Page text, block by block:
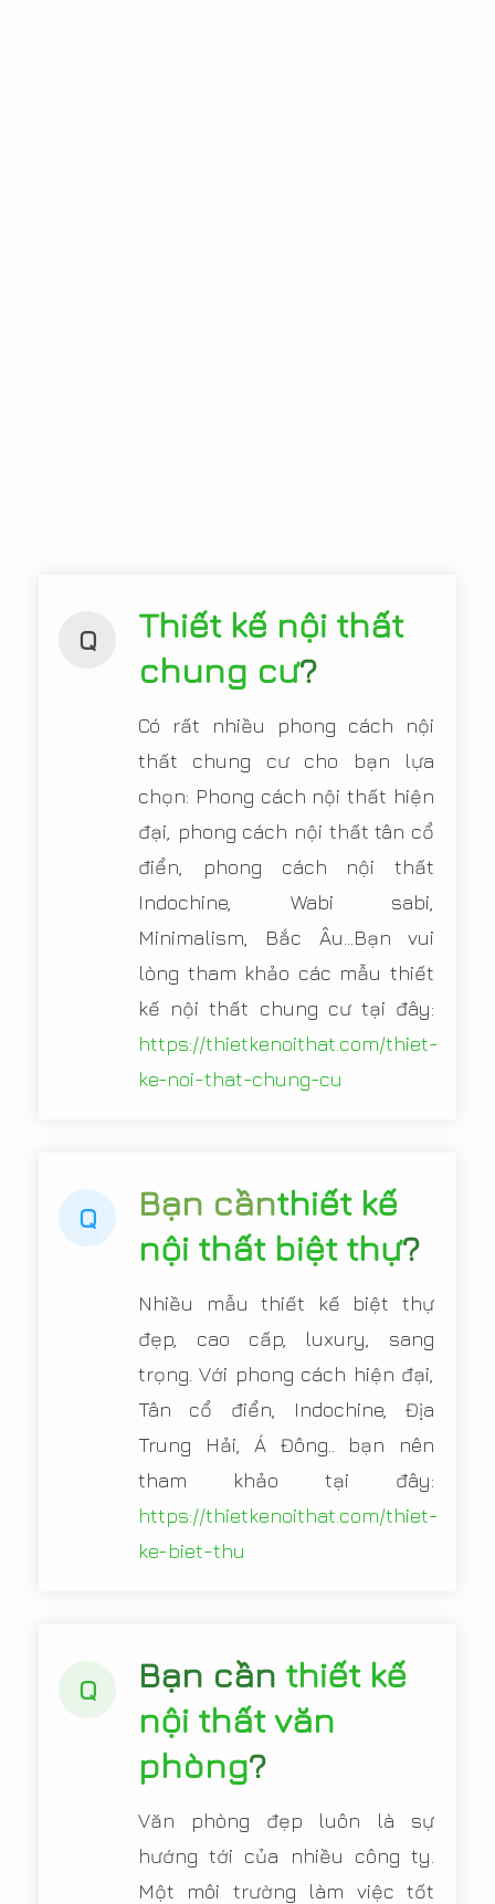
Q
Thiết kế nội thất
chung cư?
Có rất nhiều phong cách nội
thất chung cư cho bạn lựa
chọn: Phong cách nội thất hiện
đại, phong cách nội thất tân cổ
điển, phong cách nội thất
Indochine, Wabi sabi,
Minimalism, Bắc Âu...Bạn vui
lòng tham khảo các mẫu thiết
kế nội thất chung cư tại đây:
https://thietkenoithat.com/thiet-
ke-noi-that-chung-cu
Q Bạn cầnthiết kế
nội thất biệt thự?
Nhiều mẫu thiết kế biệt thự
đẹp, cao cấp, luxury, sang
trọng. Với phong cách hiện đại,
Tân cổ điển, Indochine, Địa
Trung Hải, Á Đông.. bạn nên
tham khảo tại đây:
https://thietkenoithat.com/thiet-
ke-biet-thu
Q Bạn cần thiết kế
nội thất văn
phòng?
Văn phòng đẹp luôn là sự
hướng tới của nhiều công ty.
Một môi trường làm việc tốt